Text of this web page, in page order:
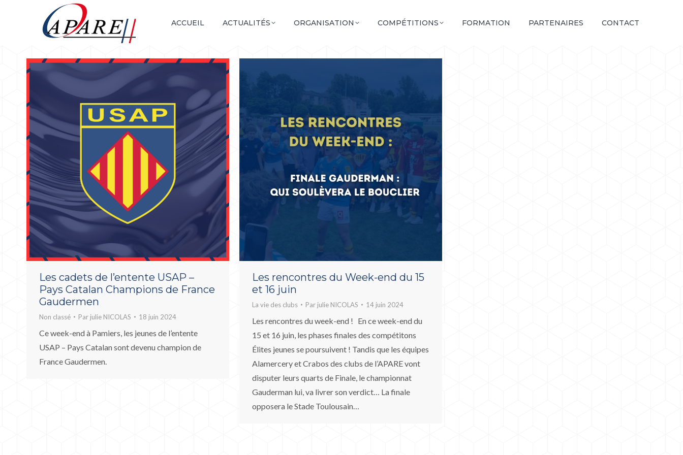
ACCUEIL ACTUALITÉS ORGANISATION COMPÉTITIONS FORMATION PARTENAIRES CONTACT
Les cadets de l’entente USAP –
Pays Catalan Champions de France
Gaudermen
Non classé Par julie NICOLAS 18 juin 2024
Ce week-end à Pamiers, les jeunes de l’entente
USAP – Pays Catalan sont devenu champion de
France Gaudermen.
Les rencontres du Week-end du 15
et 16 juin
La vie des clubs Par julie NICOLAS 14 juin 2024
Les rencontres du week-end ! En ce week-end du
15 et 16 juin, les phases finales des compétitons
Élites jeunes se poursuivent ! Tandis que les équipes
Alamercery et Crabos des clubs de l’APARE vont
disputer leurs quarts de Finale, le championnat
Gauderman lui, va livrer son verdict… La finale
opposera le Stade Toulousain…